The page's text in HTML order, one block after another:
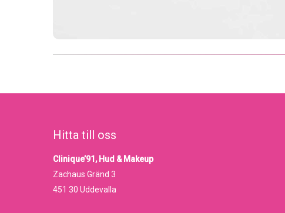
Hitta till oss
Clinique’91, Hud & Makeup
Zachaus Gränd 3
451 30 Uddevalla